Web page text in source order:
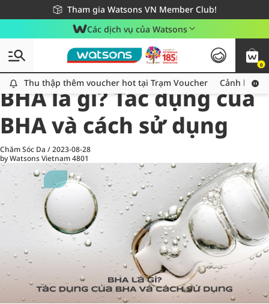
Tham gia Watsons VN Member Club!
Miễn phí giao hàng cho đơn hàng từ 249,000Đ
Giao hàng nhanh 24h - Áp dụng khu vực TP. Hồ Chí Minh
Các dịch vụ của Watsons
0
Thu thập thêm voucher hot tại Trạm Voucher
Thu thập thêm voucher hot tại Trạm Voucher Cảnh báo
All
Chăm Sóc Cá Nhân
BHA là gì? Tác dụng của
BHA và cách sử dụng
Chăm Sóc Da /2023-08-28
by Watsons Vietnam4801